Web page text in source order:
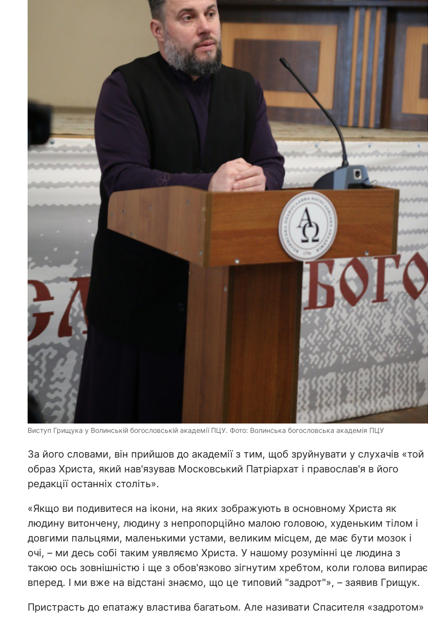
Виступ Грищука у Волинській богословській академії ПЦУ. Фото: Волинська богословська академія ПЦУ
За його словами, він прийшов до академії з тим, щоб зруйнувати у слухачів «той
образ Христа, який нав'язував Московський Патріархат і православ'я в його
редакції останніх століть».
«Якщо ви подивитеся на ікони, на яких зображують в основному Христа як
людину витончену, людину з непропорційно малою головою, худеньким тілом і
довгими пальцями, маленькими устами, великим місцем, де має бути мозок і
очі, – ми десь собі таким уявляємо Христа. У нашому розумінні це людина з
такою ось зовнішністю і ще з обов'язково зігнутим хребтом, коли голова випирає
вперед. І ми вже на відстані знаємо, що це типовий "задрот"», – заявив Грищук.
Пристрасть до епатажу властива багатьом. Але називати Спасителя «задротом»